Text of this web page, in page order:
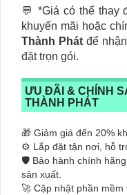
💬 *Giá có thể thay
khuyến mãi hoặc
Thành Phát để
đặt trọn gói.
ƯU ĐÃI & CHÍNH
THÀNH PHÁT
🎁 Giảm giá đến 20%
⚙️ Lắp đặt tận nơi, hỗ
🛡️ Bảo hành chính
sản xuất.
🚀 Cập nhật phần